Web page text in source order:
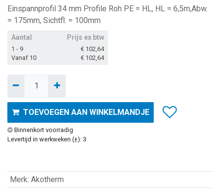
Einspannprofil 34 mm Profile Roh PE = HL, HL = 6,5m,Abw.
= 175mm, Sichtfl. = 100mm
Aantal Prijs ex btw
1 - 9 € 102,64
Vanaf 10
€ 102,64
TOEVOEGEN AAN WINKELMANDJE
Binnenkort voorradig
Levertijd in werkweken (±): 3
Merk: Akotherm